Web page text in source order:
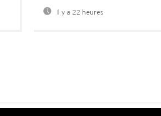
Il y a 22 heures